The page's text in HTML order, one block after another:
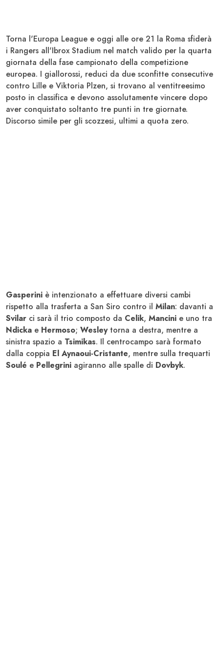
Torna l'Europa League e oggi alle ore 21 la Roma sfiderà
i Rangers all'Ibrox Stadium nel match valido per la quarta
giornata della fase campionato della competizione
europea. I giallorossi, reduci da due sconfitte consecutive
contro Lille e Viktoria Plzen, si trovano al ventitreesimo
posto in classifica e devono assolutamente vincere dopo
aver conquistato soltanto tre punti in tre giornate.
Discorso simile per gli scozzesi, ultimi a quota zero.
Gasperini è intenzionato a effettuare diversi cambi
rispetto alla trasferta a San Siro contro il Milan: davanti a
Svilar ci sarà il trio composto da Celik, Mancini e uno tra
Ndicka e Hermoso; Wesleytorna a destra, mentre a
sinistra spazio a Tsimikas. Il centrocampo sarà formato
dalla coppia El Aynaoui-Cristante, mentre sulla trequarti
Soulé e Pellegrini agiranno alle spalle di Dovbyk.